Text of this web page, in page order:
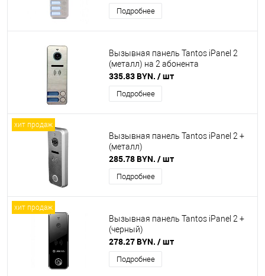
Подробнее
Вызывная панель Tantos iPanel 2
(металл) на 2 абонента
335.83 BYN. / шт
Подробнее
хит продаж
Вызывная панель Tantos iPanel 2 +
(металл)
285.78 BYN. / шт
Подробнее
хит продаж
Вызывная панель Tantos iPanel 2 +
(черный)
278.27 BYN. / шт
Подробнее